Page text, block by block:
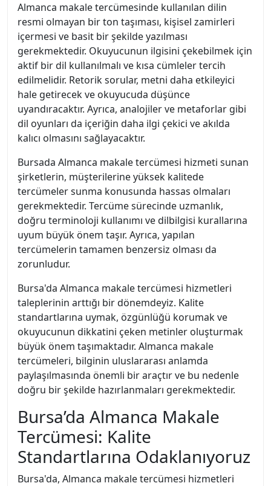
Almanca makale tercümesinde kullanılan dilin
resmi olmayan bir ton taşıması, kişisel zamirleri
içermesi ve basit bir şekilde yazılması
gerekmektedir. Okuyucunun ilgisini çekebilmek için
aktif bir dil kullanılmalı ve kısa cümleler tercih
edilmelidir. Retorik sorular, metni daha etkileyici
hale getirecek ve okuyucuda düşünce
uyandıracaktır. Ayrıca, analojiler ve metaforlar gibi
dil oyunları da içeriğin daha ilgi çekici ve akılda
kalıcı olmasını sağlayacaktır.
Bursada Almanca makale tercümesi hizmeti sunan
şirketlerin, müşterilerine yüksek kalitede
tercümeler sunma konusunda hassas olmaları
gerekmektedir. Tercüme sürecinde uzmanlık,
doğru terminoloji kullanımı ve dilbilgisi kurallarına
uyum büyük önem taşır. Ayrıca, yapılan
tercümelerin tamamen benzersiz olması da
zorunludur.
Bursa'da Almanca makale tercümesi hizmetleri
taleplerinin arttığı bir dönemdeyiz. Kalite
standartlarına uymak, özgünlüğü korumak ve
okuyucunun dikkatini çeken metinler oluşturmak
büyük önem taşımaktadır. Almanca makale
tercümeleri, bilginin uluslararası anlamda
paylaşılmasında önemli bir araçtır ve bu nedenle
doğru bir şekilde hazırlanmaları gerekmektedir.
Bursa’da Almanca Makale
Tercümesi: Kalite
Standartlarına Odaklanıyoruz
Bursa'da, Almanca makale tercümesi hizmetleri